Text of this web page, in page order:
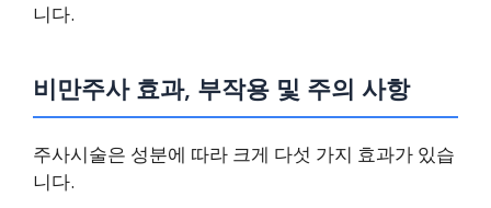
니다.
비만주사 효과, 부작용 및 주의 사항
주사시술은 성분에 따라 크게 다섯 가지 효과가 있습
니다.